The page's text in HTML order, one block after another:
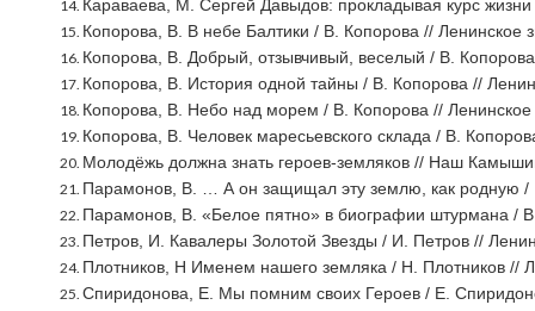
Караваева, М. Сергей Давыдов: прокладывая курс
Копорова, В. В небе Балтики / В. Копорова // Ленинское
Копорова, В. Добрый, отзывчивый, веселый / В.
Копорова, В. История одной тайны / В. Копорова //
Копорова, В. Небо над морем / В. Копорова //
Копорова, В. Человек маресьевского склада / В.
Молодёжь должна знать героев-земляков // Наш
Парамонов, В. … А он защищал эту землю, как родную /
Парамонов, В. «Белое пятно» в биографии штурмана /
Петров, И. Кавалеры Золотой Звезды / И. Петров //
Плотников, Н Именем нашего земляка / Н. Плотников //
Спиридонова, Е. Мы помним своих Героев / Е.